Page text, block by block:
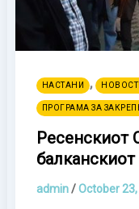
НАСТАНИ ,
ПРОГРАМА ЗА
Ресенскиот
балканскиот
admin/October